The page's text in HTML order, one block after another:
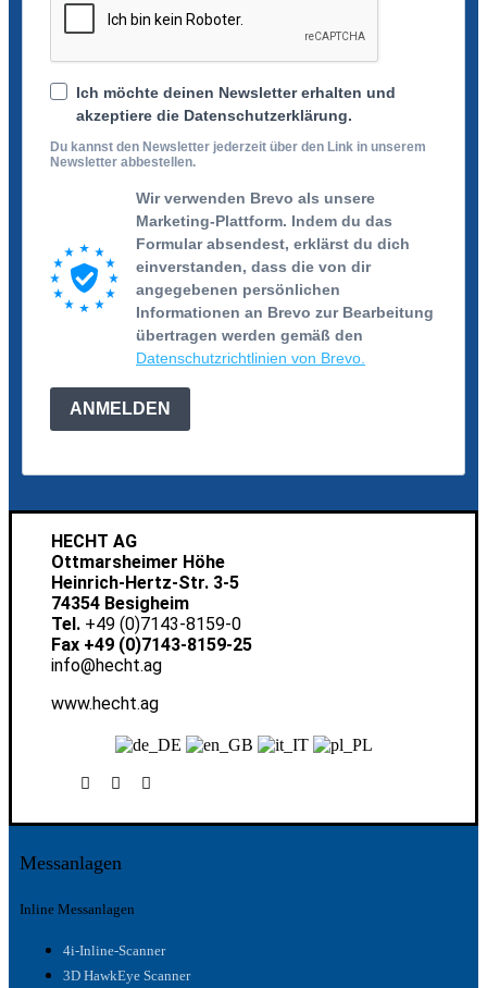
Ich möchte deinen Newsletter erhalten und
akzeptiere die Datenschutzerklärung.
Du kannst den Newsletter jederzeit über den Link in unserem
Newsletter abbestellen.
Wir verwenden Brevo als unsere
Marketing-Plattform. Indem du das
Formular absendest, erklärst du dich
einverstanden, dass die von dir
angegebenen persönlichen
Informationen an Brevo zur Bearbeitung
übertragen werden gemäß den
Datenschutzrichtlinien von Brevo.
ANMELDEN
HECHT AG
Ottmarsheimer Höhe
Heinrich-Hertz-Str. 3-5
74354 Besigheim
Tel. +49 (0)7143-8159-0
Fax +49 (0)7143-8159-25
info@hecht.ag
www.hecht.ag
Messanlagen
Inline Messanlagen
4i-Inline-Scanner
3D HawkEye Scanner